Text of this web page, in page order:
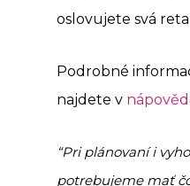
oslovujete svá
Podrobné
najdete v
“Pri plánovaní i
potrebujeme mať